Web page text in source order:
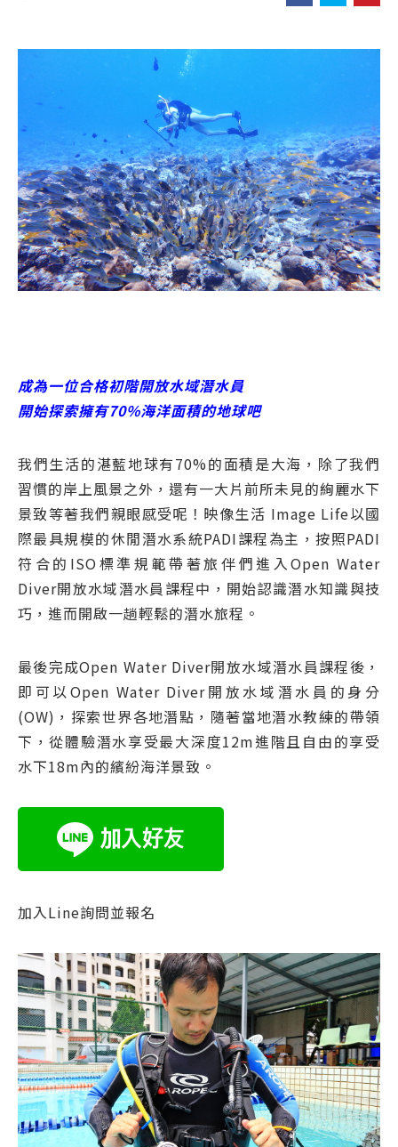
成為一位合格初階開放水域潛水員
開始探索擁有70%海洋面積的地球吧
我們生活的湛藍地球有70%的面積是大海，除了我們
習慣的岸上風景之外，還有一大片前所未見的絢麗水下
景致等著我們親眼感受呢！映像生活 Image Life以國
際最具規模的休閒潛水系統PADI課程為主，按照PADI
符合的ISO標準規範帶著旅伴們進入Open Water
Diver開放水域潛水員課程中，開始認識潛水知識與技
巧，進而開啟一趟輕鬆的潛水旅程。
最後完成Open Water Diver開放水域潛水員課程後，
即可以Open Water Diver開放水域潛水員的身分
(OW)，探索世界各地潛點，隨著當地潛水教練的帶領
下，從體驗潛水享受最大深度12m進階且自由的享受
水下18m內的繽紛海洋景致。
加入Line詢問並報名